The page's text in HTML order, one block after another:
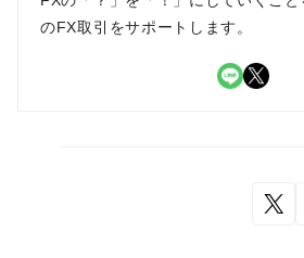
のFX取引をサポートします。
LINE